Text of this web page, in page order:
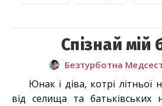
Спізнай мій
Безтурботна
Юнак і діва, котрі літньої
від селища та батьківських